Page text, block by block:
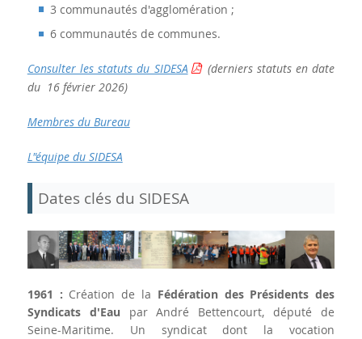
3 communautés d'agglomération ;
6 communautés de communes.
Consulter les statuts du SIDESA
(derniers statuts en date
du 16 février 2026)
Membres du Bureau
L"équipe du SIDESA
Dates clés du SIDESA
1961 : Création de la Fédération des Présidents des
Syndicats d'Eau par André Bettencourt, député de
Seine-Maritime. Un syndicat dont la vocation